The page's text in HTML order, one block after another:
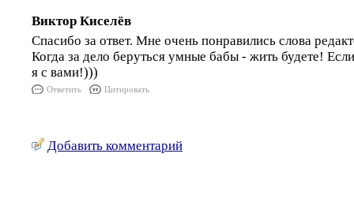
Виктор Киселёв
Спасибо за ответ. Мне очень понравились слова
Когда за дело беруться умные бабы - жить будете!
я с вами!)))
Ответить Цитировать
Добавить комментарий